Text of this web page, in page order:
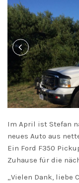
Im April ist Stefan
neues Auto aus
Ein Ford F350
Zuhause für die
„Vielen Dank, liebe